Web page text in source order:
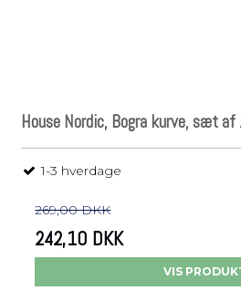
House Nordic, Bogra kurve, sæt
1-3 hverdage
269,00 DKK
242,10 DKK
VIS